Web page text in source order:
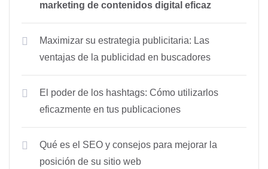
marketing de contenidos digital eficaz
Maximizar su estrategia publicitaria: Las
ventajas de la publicidad en buscadores
El poder de los hashtags: Cómo utilizarlos
eficazmente en tus publicaciones
Qué es el SEO y consejos para mejorar la
posición de su sitio web